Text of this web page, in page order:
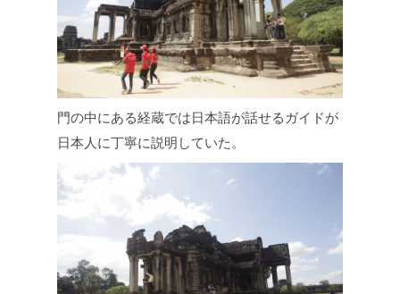
門の中にある経蔵では日本語が話せるガイドが
日本人に丁寧に説明していた。